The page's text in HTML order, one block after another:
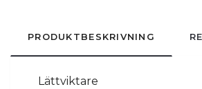
PRODUKTBESKRIVNING
Lättviktare